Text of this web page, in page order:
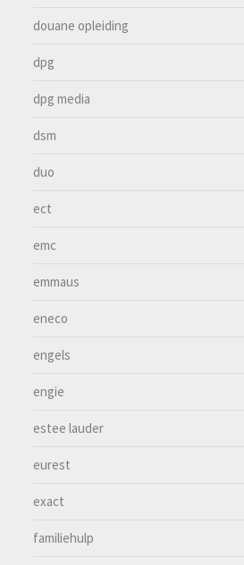
douane opleiding
dpg
dpg media
dsm
duo
ect
emc
emmaus
eneco
engels
engie
estee lauder
eurest
exact
familiehulp